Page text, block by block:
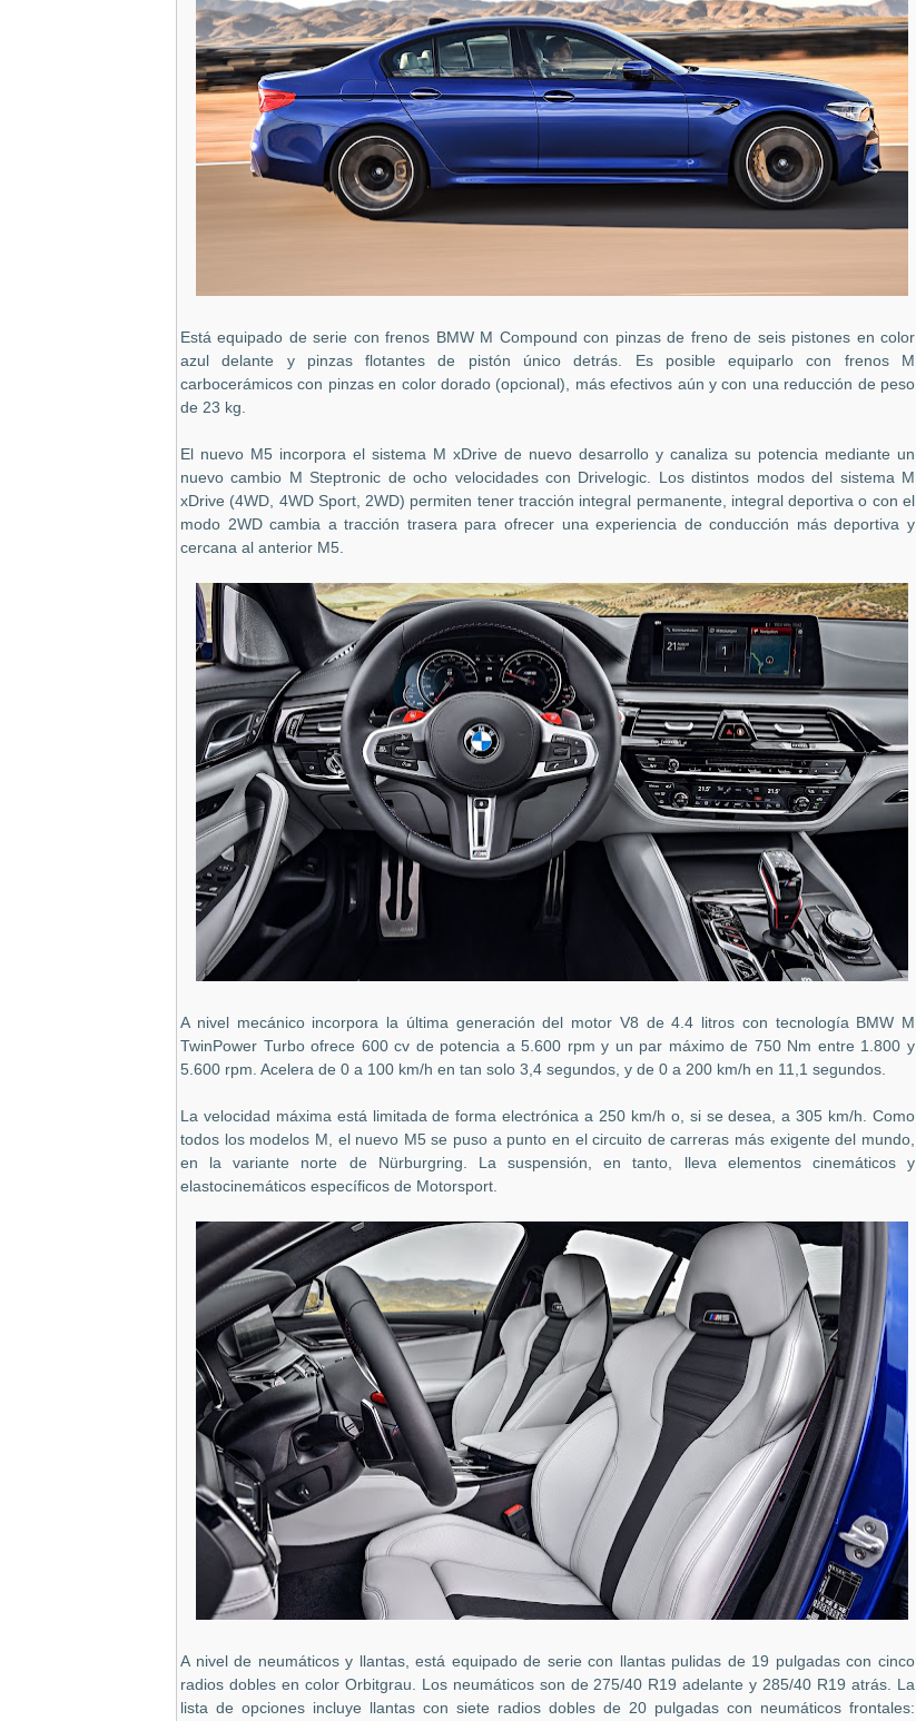
Está equipado de serie con frenos BMW M Compound con pinzas de freno de seis pistones en color
azul delante y pinzas flotantes de pistón único detrás. Es posible equiparlo con frenos M
carbocerámicos con pinzas en color dorado (opcional), más efectivos aún y con una reducción de peso
de 23 kg.
El nuevo M5 incorpora el sistema M xDrive de nuevo desarrollo y canaliza su potencia mediante un
nuevo cambio M Steptronic de ocho velocidades con Drivelogic. Los distintos modos del sistema M
xDrive (4WD, 4WD Sport, 2WD) permiten tener tracción integral permanente, integral deportiva o con el
modo 2WD cambia a tracción trasera para ofrecer una experiencia de conducción más deportiva y
cercana al anterior M5.
A nivel mecánico incorpora la última generación del motor V8 de 4.4 litros con tecnología BMW M
TwinPower Turbo ofrece 600 cv de potencia a 5.600 rpm y un par máximo de 750 Nm entre 1.800 y
5.600 rpm. Acelera de 0 a 100 km/h en tan solo 3,4 segundos, y de 0 a 200 km/h en 11,1 segundos.
La velocidad máxima está limitada de forma electrónica a 250 km/h o, si se desea, a 305 km/h. Como
todos los modelos M, el nuevo M5 se puso a punto en el circuito de carreras más exigente del mundo,
en la variante norte de Nürburgring. La suspensión, en tanto, lleva elementos cinemáticos y
elastocinemáticos específicos de Motorsport.
A nivel de neumáticos y llantas, está equipado de serie con llantas pulidas de 19 pulgadas con cinco
radios dobles en color Orbitgrau. Los neumáticos son de 275/40 R19 adelante y 285/40 R19 atrás. La
lista de opciones incluye llantas con siete radios dobles de 20 pulgadas con neumáticos frontales: